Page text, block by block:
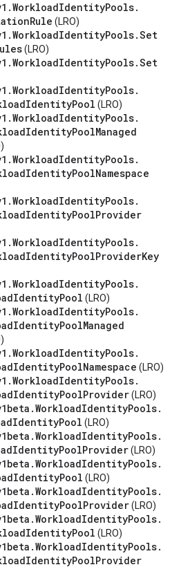
.WorkloadIdentityPools.
Rule (LRO)
.WorkloadIdentityPools.Set
(LRO)
.WorkloadIdentityPools.Set
.WorkloadIdentityPools.
IdentityPool (LRO)
.WorkloadIdentityPools.
IdentityPoolManaged
.WorkloadIdentityPools.
IdentityPoolNamespace
.WorkloadIdentityPools.
IdentityPoolProvider
.WorkloadIdentityPools.
IdentityPoolProviderKey
.WorkloadIdentityPools.
IdentityPool (LRO)
.WorkloadIdentityPools.
IdentityPoolManaged
.WorkloadIdentityPools.
IdentityPoolNamespace (LRO)
.WorkloadIdentityPools.
IdentityPoolProvider(LRO)
.WorkloadIdentityPools.
IdentityPool (LRO)
.WorkloadIdentityPools.
IdentityPoolProvider(LRO)
.WorkloadIdentityPools.
IdentityPool (LRO)
.WorkloadIdentityPools.
IdentityPoolProvider(LRO)
.WorkloadIdentityPools.
IdentityPool (LRO)
.WorkloadIdentityPools.
IdentityPoolProvider